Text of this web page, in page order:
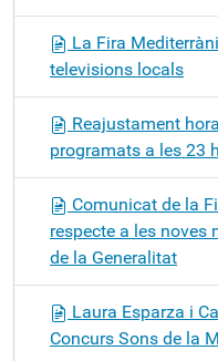
La Fira
televisions locals
Reajustament
programats a les 23 h
Comunicat de la
respecte a les noves
de la Generalitat
Laura Esparza i
Concurs Sons de la